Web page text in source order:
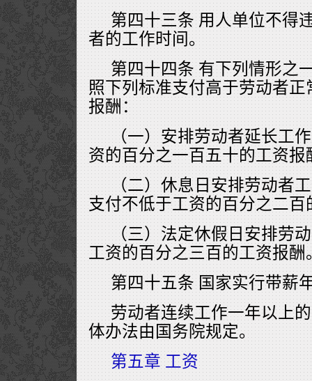
第四十三条 用人单位不得
者的工作时间。
第四十四条 有下列情形之
照下列标准支付高于劳动者
报酬：
（一）安排劳动者延长工
资的百分之一百五十的工资报
（二）休息日安排劳动者
支付不低于工资的百分之二百
（三）法定休假日安排劳
工资的百分之三百的工资报酬
第四十五条 国家实行带薪
劳动者连续工作一年以上
体办法由国务院规定。
第五章 工资